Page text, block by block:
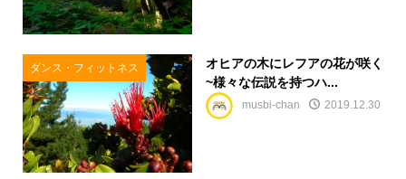
ダンス・フィットネス
オヒアの木にレフアの花が咲く
~様々な伝説を持つハ...
musbi-chan 2019.12.30